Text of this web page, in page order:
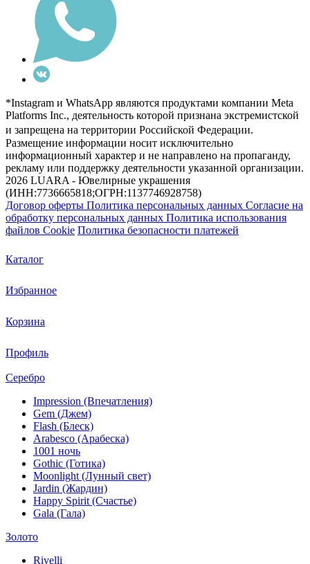
*Instagram и WhatsApp являются продуктами компании Meta
Platforms Inc., деятельность которой признана экстремистской
и запрещена на территории Российской Федерации.
Размещение информации носит исключительно
информационный характер и не направлено на пропаганду,
рекламу или поддержку деятельности указанной организации.
2026 LUARA - Ювелирные украшения
(ИНН:7736665818;ОГРН:1137746928758)
Договор оферты Политика персональных данных Согласие на
обработку персональных данных Политика использования
файлов Cookie Политика безопасности платежей
Каталог
Избранное
Корзина
Профиль
Серебро
Impression (Впечатления)
Gem (Джем)
Flash (Блеск)
Arabesco (Арабеска)
1001 ночь
Gothic (Готика)
Moonlight (Лунный свет)
Jardin (Жардин)
Happy Spirit (Счастье)
Gala (Гала)
Золото
Rivelli